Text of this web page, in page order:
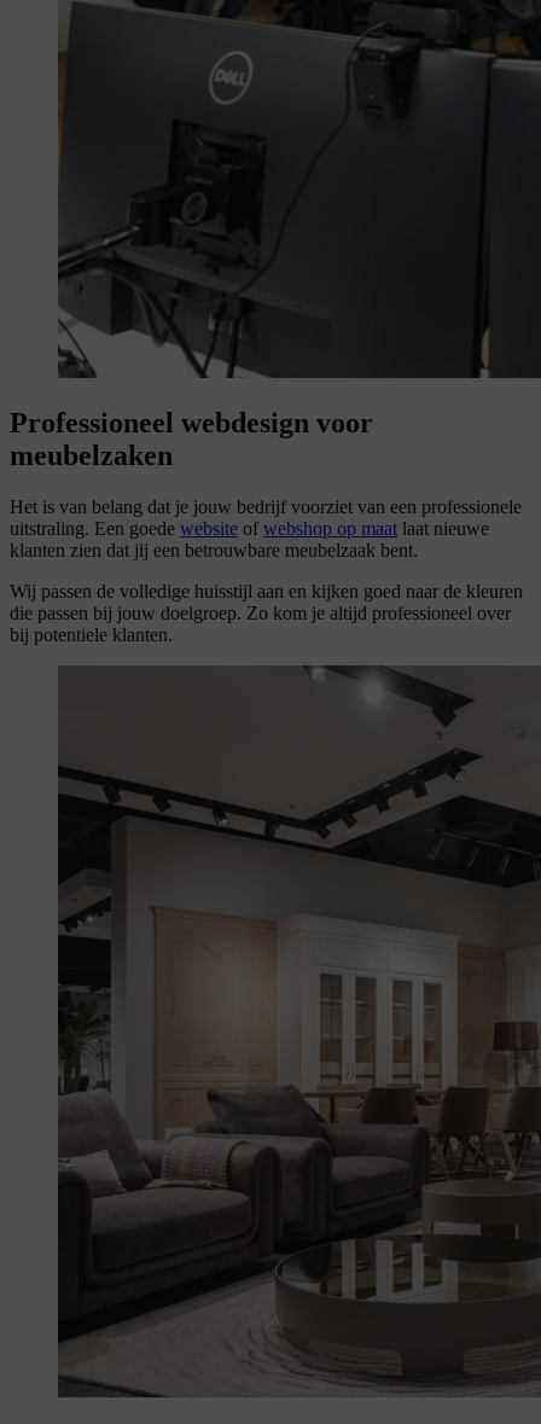
Professioneel webdesign voor
meubelzaken
Het is van belang dat je jouw bedrijf voorziet van een professionele
uitstraling. Een goede website of webshop op maat laat nieuwe
klanten zien dat jij een betrouwbare meubelzaak bent.
Wij passen de volledige huisstijl aan en kijken goed naar de kleuren
die passen bij jouw doelgroep. Zo kom je altijd professioneel over
bij potentiele klanten.